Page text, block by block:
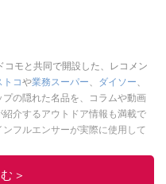
モと共同で開設した、レコメン
トコや業務スーパー、 ダイソー、
プの隠れた名品を、コラムや動画
介するアウトドア情報も満載で
フルエンサーが実際に使用して
＞